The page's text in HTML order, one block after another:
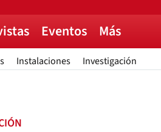
Instalaciones Investigación
Eventos Más